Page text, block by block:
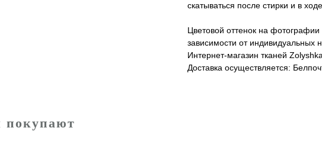
скатываться после стирки и в
Цветовой оттенок на
зависимости от индивидуальных
Интернет-магазин тканей
Доставка осуществляется:
покупают